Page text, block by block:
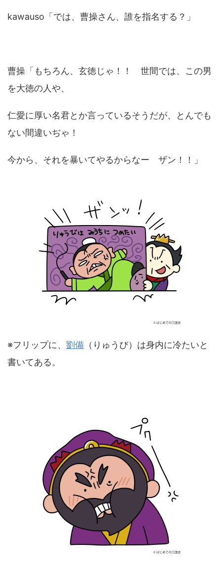
kawauso「では、曹操さん、誰を指名する？」
曹操「もちろん、玄徳じゃ！！ 世間では、この男
を大徳の人や、
仁愛に厚い名君とか言っているそうだが、とんでも
ない間違いぢゃ！
今から、それを暴いてやるからなー ザン！！」
※フリップに、 劉備 （りゅうび）は身内に冷たいと
書いてある。